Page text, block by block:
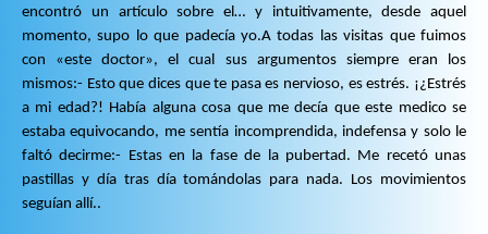
encontró un artículo sobre el… y intuitivamente, desde aquel
momento, supo lo que padecía yo.A todas las visitas que fuimos
con «este doctor», el cual sus argumentos siempre eran los
mismos:- Esto que dices que te pasa es nervioso, es estrés. ¡¿Estrés
a mi edad?! Había alguna cosa que me decía que este medico se
estaba equivocando, me sentía incomprendida, indefensa y solo le
faltó decirme:- Estas en la fase de la pubertad. Me recetó unas
pastillas y día tras día tomándolas para nada. Los movimientos
seguían allí..